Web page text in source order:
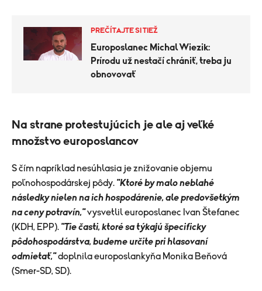
PREČÍTAJTE SI TIEŽ
Europoslanec Michal Wiezik:
Prírodu už nestačí chrániť, treba ju
obnovovať
Na strane protestujúcich je ale aj veľké
množstvo europoslancov
S čím napríklad nesúhlasia je znižovanie objemu
poľnohospodárskej pôdy. "Ktoré by malo neblahé
následky nielen na ich hospodárenie, ale predovšetkým
na ceny potravín,"vysvetlil europoslanec Ivan Štefanec
(KDH, EPP). "Tie časti, ktoré sa týkajú špecificky
pôdohospodárstva, budeme určite pri hlasovaní
odmietať,"doplnila europoslankyňa Monika Beňová
(Smer-SD, SD).